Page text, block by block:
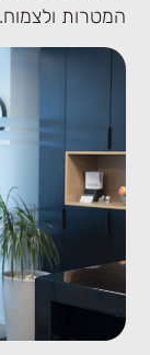
המטרות ולצמוח.